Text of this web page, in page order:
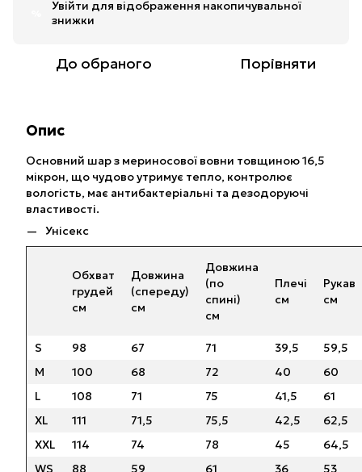
Увійти для відображення накопичувальної
знижки
До обраного Порівняти
Опис
Основний шар з мериносової вовни товщиною 16,5
мікрон, що чудово утримує тепло, контролює
вологість, має антибактеріальні та дезодоруючі
властивості.
Унісекс
Обхват
грудей
см
Довжина
(спереду)
см
Довжина
(по
спині)
см
Плечі
см
Рукав
см
S 98 67 71 39,5
59,5
M
100 68 72 40
60
L
108 71 75 41,5
61
XL
111 71,5 75,5 42,5
62,5
XXL
114 74 78 45
64,5
WS
88 59 61 36
53